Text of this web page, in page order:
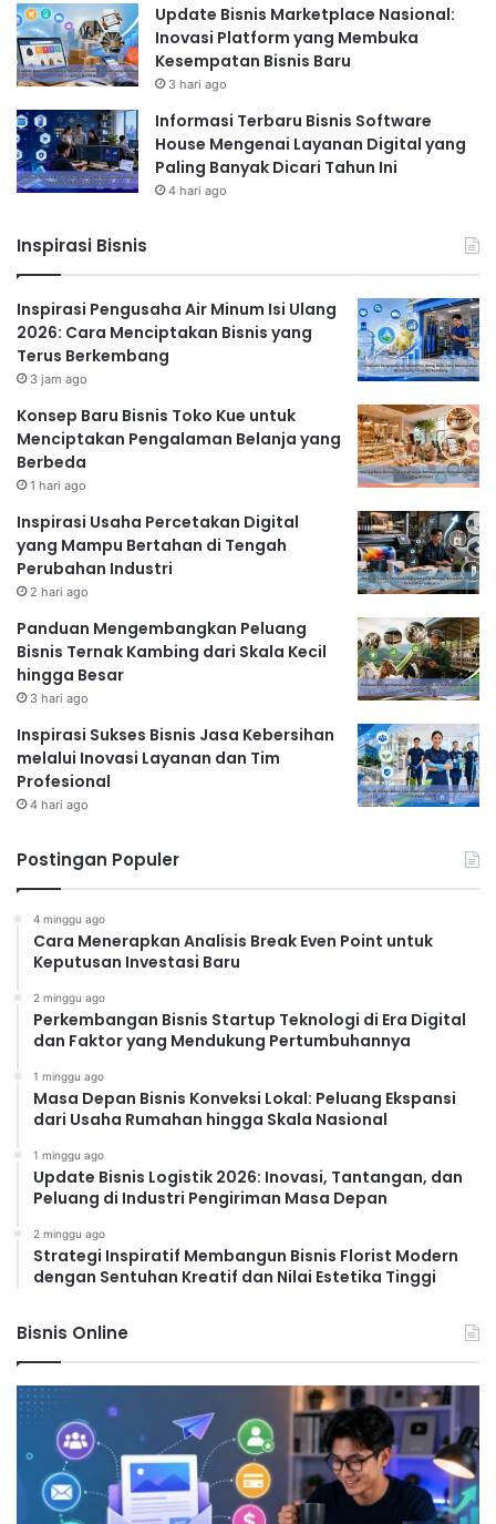
Update Bisnis Marketplace Nasional:
Inovasi Platform yang Membuka
Kesempatan Bisnis Baru
3 hari ago
Informasi Terbaru Bisnis Software
House Mengenai Layanan Digital yang
Paling Banyak Dicari Tahun Ini
4 hari ago
Inspirasi Bisnis
Inspirasi Pengusaha Air Minum Isi Ulang
2026: Cara Menciptakan Bisnis yang
Terus Berkembang
3 jam ago
Konsep Baru Bisnis Toko Kue untuk
Menciptakan Pengalaman Belanja yang
Berbeda
1 hari ago
Inspirasi Usaha Percetakan Digital
yang Mampu Bertahan di Tengah
Perubahan Industri
2 hari ago
Panduan Mengembangkan Peluang
Bisnis Ternak Kambing dari Skala Kecil
hingga Besar
3 hari ago
Inspirasi Sukses Bisnis Jasa Kebersihan
melalui Inovasi Layanan dan Tim
Profesional
4 hari ago
Postingan Populer
4 minggu ago
Cara Menerapkan Analisis Break Even Point untuk
Keputusan Investasi Baru
2 minggu ago
Perkembangan Bisnis Startup Teknologi di Era Digital
dan Faktor yang Mendukung Pertumbuhannya
1 minggu ago
Masa Depan Bisnis Konveksi Lokal: Peluang Ekspansi
dari Usaha Rumahan hingga Skala Nasional
1 minggu ago
Update Bisnis Logistik 2026: Inovasi, Tantangan, dan
Peluang di Industri Pengiriman Masa Depan
2 minggu ago
Strategi Inspiratif Membangun Bisnis Florist Modern
dengan Sentuhan Kreatif dan Nilai Estetika Tinggi
Bisnis Online